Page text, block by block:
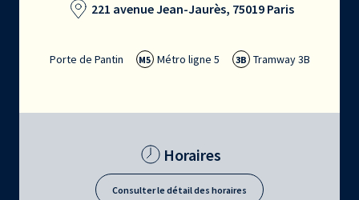
221 avenue Jean-Jaurès, 75019 Paris
Porte de Pantin M5 Métro ligne 5 3B Tramway 3B
Horaires
Consulter le détail des horaires